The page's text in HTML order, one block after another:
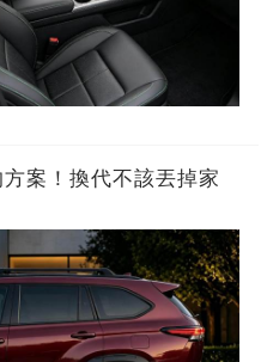
案！換代不該丟掉家